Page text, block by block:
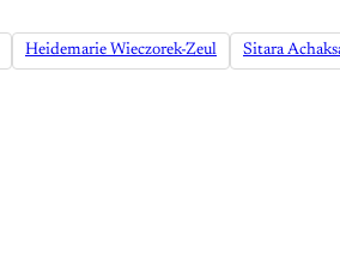
Heidemarie Wieczorek-Zeul Sitara